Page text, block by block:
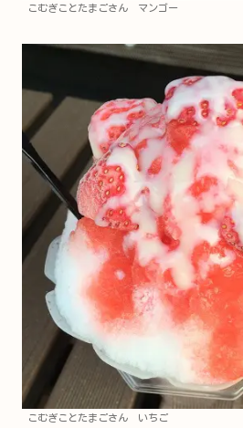
こむぎことたまごさん マンゴー
こむぎことたまごさん いちご